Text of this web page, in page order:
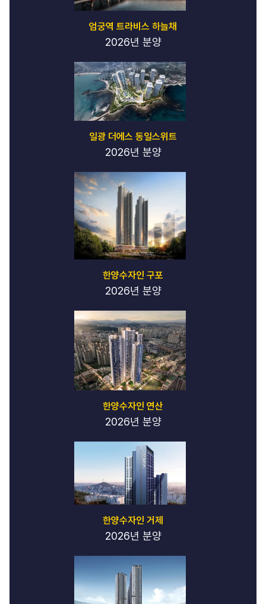
엄궁역 트라비스 하늘채
2026년 분양
일광 더에스 동일스위트
2026년 분양
한양수자인 구포
2026년 분양
한양수자인 연산
2026년 분양
한양수자인 거제
2026년 분양